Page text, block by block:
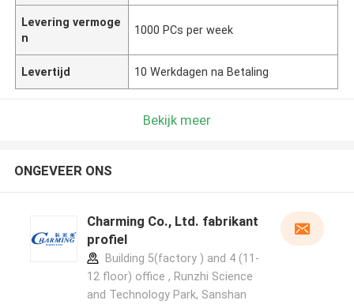
Levering vermoge
n
1000 PCs per week
Levertijd 10 Werkdagen na Betaling
Bekijk meer
ONGEVEER ONS
Charming Co., Ltd. fabrikant
profiel
Building 5(factory ) and 4 (11-
12 floor) office , Runzhi Science
and Technology Park, Sanshan